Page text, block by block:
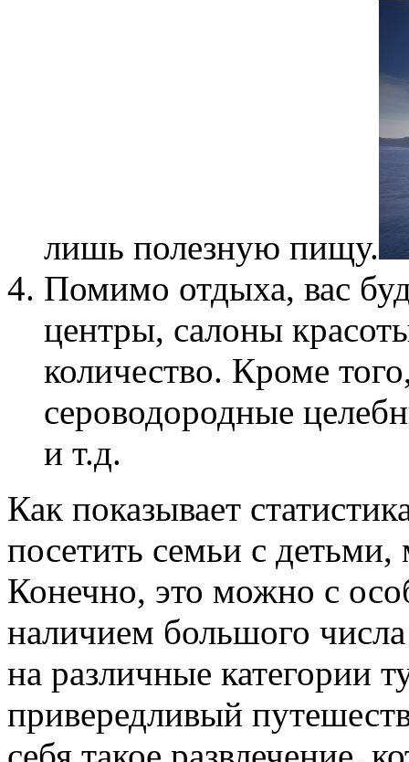
лишь полезную пищу.
Помимо отдыха, вас
центры, салоны
количество. Кроме
сероводородные
и т.д.
Как показывает
посетить семьи с
Конечно, это можно с
наличием большого
на различные категории
привередливый